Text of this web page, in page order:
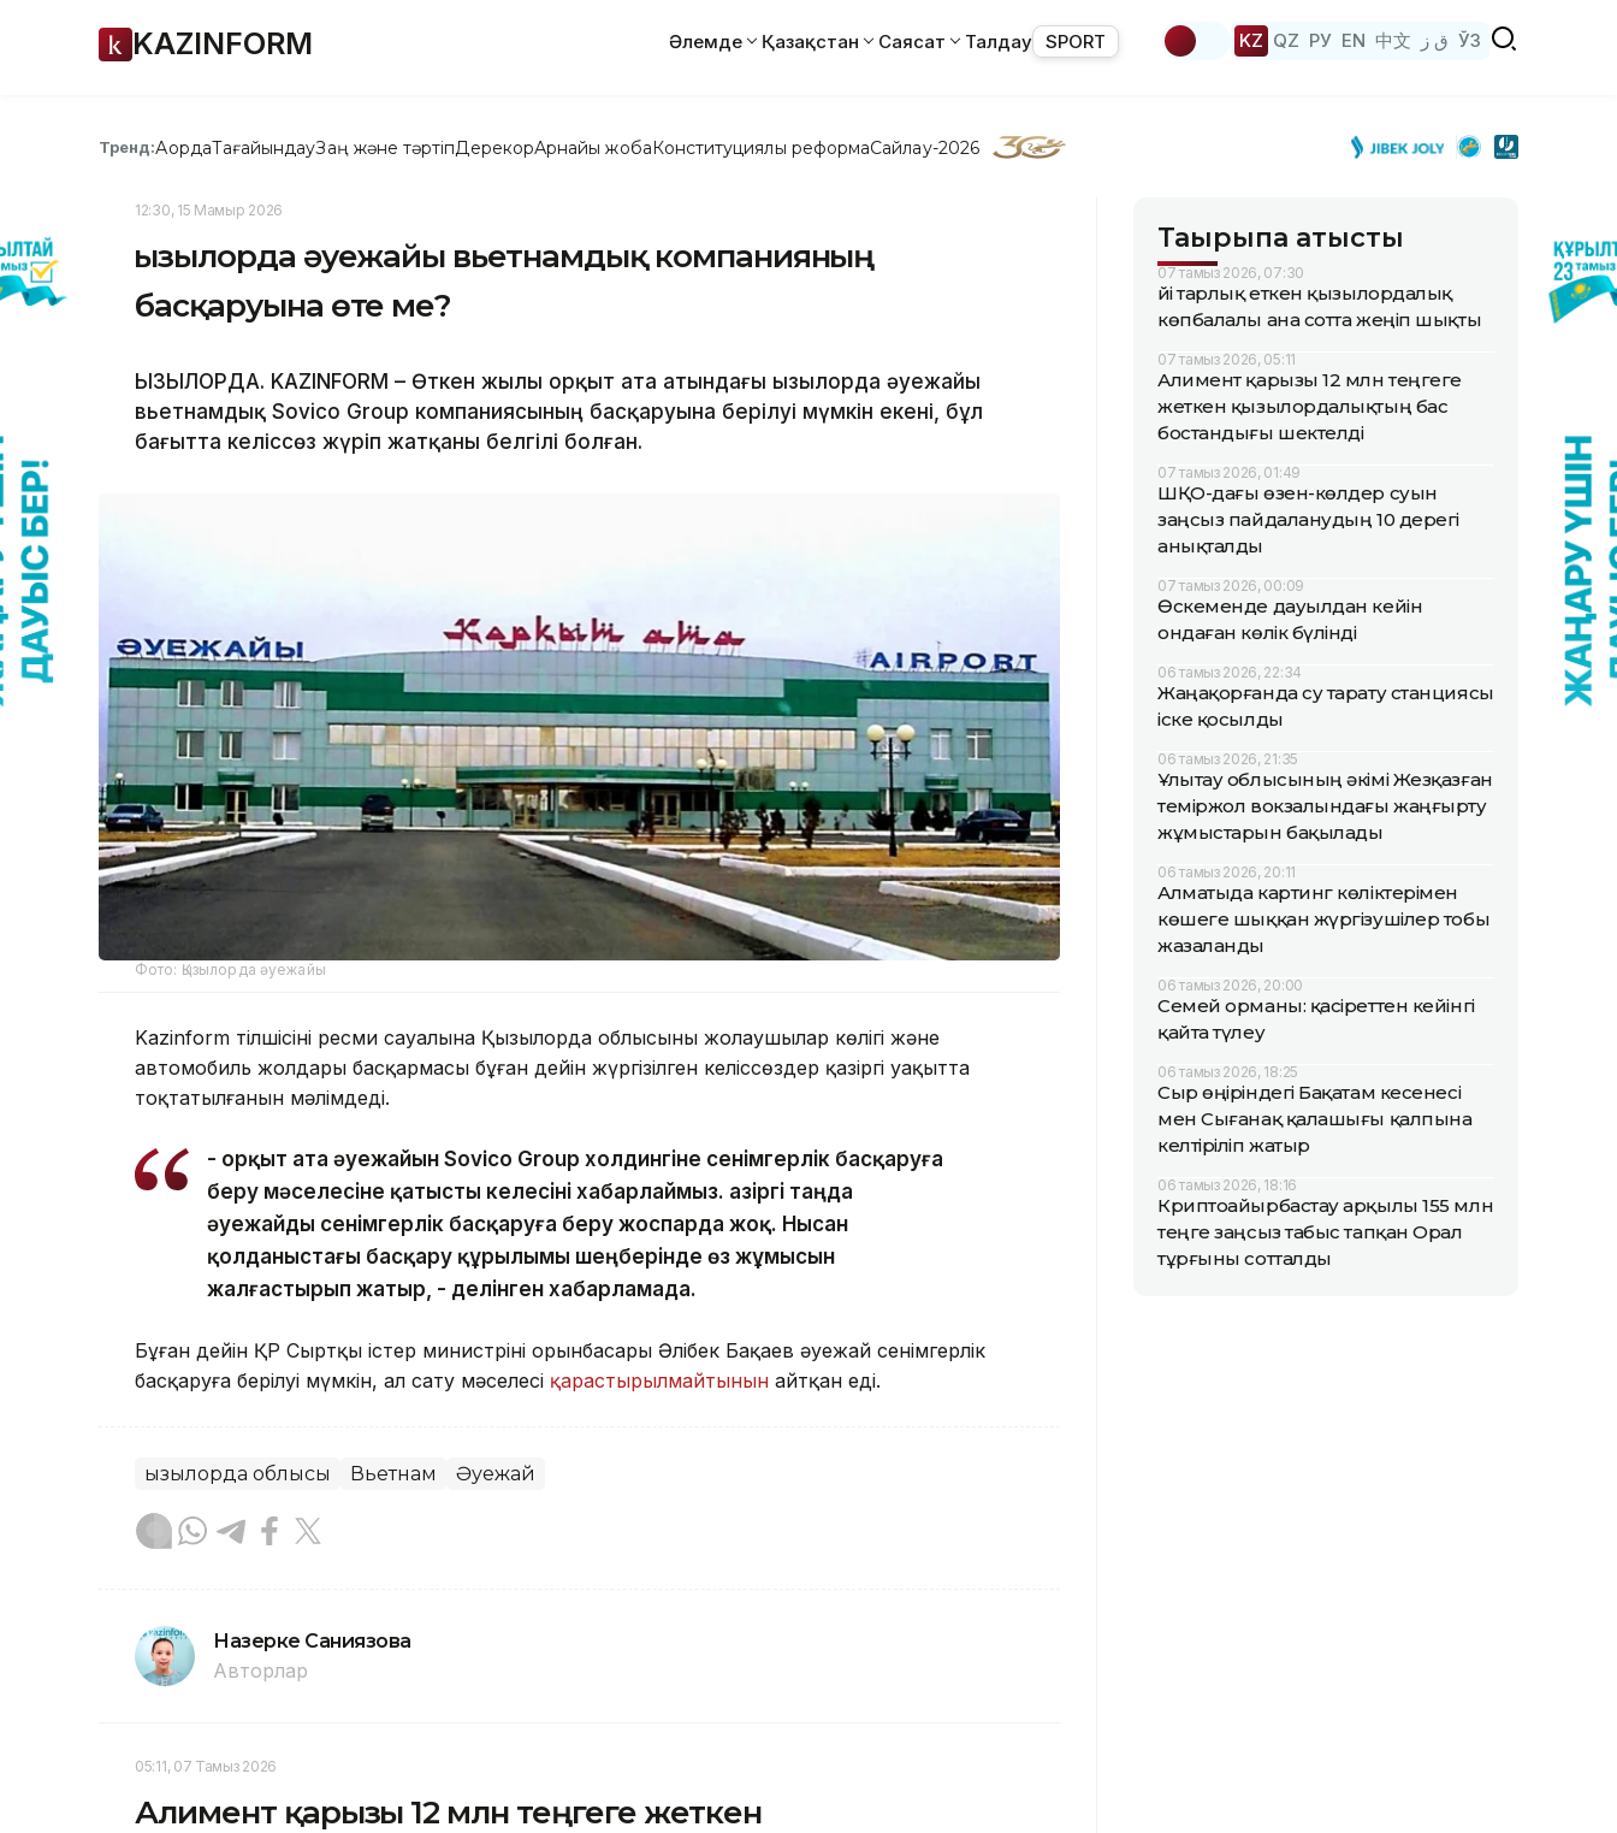
KAZINFORM Әлемде Қазақстан Саясат Талдау SPORT KZ QZ РУ EN 中文 ق ز ЎЗ
Тренд:АқордаТағайындауЗаң және тәртіпДерекқорАрнайы жобаКонституциялық реформаСайлау-2026
12:30, 15 Мамыр 2026
Қызылорда әуежайы вьетнамдық компанияның
басқаруына өте ме?
ҚЫЗЫЛОРДА. KAZINFORM – Өткен жылы Қорқыт ата атындағы Қызылорда әуежайы
вьетнамдық Sovico Group компаниясының басқаруына берілуі мүмкін екені, бұл
бағытта келіссөз жүріп жатқаны белгілі болған.
Фото: Қызылорда әуежайы
Kazinform тілшісінің ресми сауалына Қызылорда облысының жолаушылар көлігі және
автомобиль жолдары басқармасы бұған дейін жүргізілген келіссөздер қазіргі уақытта
тоқтатылғанын мәлімдеді.
- Қорқыт ата әуежайын Sovico Group холдингіне сенімгерлік басқаруға
беру мәселесіне қатысты келесіні хабарлаймыз. Қазіргі таңда
әуежайды сенімгерлік басқаруға беру жоспарда жоқ. Нысан
қолданыстағы басқару құрылымы шеңберінде өз жұмысын
жалғастырып жатыр, - делінген хабарламада.
Бұған дейін ҚР Сыртқы істер министрінің орынбасары Әлібек Бақаев әуежай сенімгерлік
басқаруға берілуі мүмкін, ал сату мәселесі қарастырылмайтынын айтқан еді.
Қызылорда облысы Вьетнам Әуежай
Назерке Саниязова
Авторлар
05:11, 07 Тамыз 2026
Алимент қарызы 12 млн теңгеге жеткен
Тақырыпқа қатысты
07 тамыз 2026, 07:30
Үйі тарлық еткен қызылордалық
көпбалалы ана сотта жеңіп шықты
07 тамыз 2026, 05:11
Алимент қарызы 12 млн теңгеге
жеткен қызылордалықтың бас
бостандығы шектелді
07 тамыз 2026, 01:49
ШҚО-дағы өзен-көлдер суын
заңсыз пайдаланудың 10 дерегі
анықталды
07 тамыз 2026, 00:09
Өскеменде дауылдан кейін
ондаған көлік бүлінді
06 тамыз 2026, 22:34
Жаңақорғанда су тарату станциясы
іске қосылды
06 тамыз 2026, 21:35
Ұлытау облысының әкімі Жезқазған
теміржол вокзалындағы жаңғырту
жұмыстарын бақылады
06 тамыз 2026, 20:11
Алматыда картинг көліктерімен
көшеге шыққан жүргізушілер тобы
жазаланды
06 тамыз 2026, 20:00
Семей орманы: қасіреттен кейінгі
қайта түлеу
06 тамыз 2026, 18:25
Сыр өңіріндегі Бақатам кесенесі
мен Сығанақ қалашығы қалпына
келтіріліп жатыр
06 тамыз 2026, 18:16
Криптоайырбастау арқылы 155 млн
теңге заңсыз табыс тапқан Орал
тұрғыны сотталды